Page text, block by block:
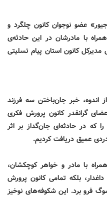
عضو نوجوان کانون چلگرد و
با مادرشان در این حادثه‌ی
کانون استان پیام تسلیتی
اندوه، خبر جان‌باختن سه فرزند
گرانقدر کانون پرورش فکری
که در حادثه‌ای جان‌گداز بر اثر
عمیق دریافت کردیم.
با مادر و خواهر کوچکشان،
بلکه تمامی کانون پرورش
فرو برد. این شکوفه‌های نوخیز